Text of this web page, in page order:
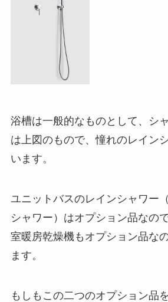
浴槽は一般的なものとして、シ
は上図のもので、憧れのレイン
います。
ユニットバスのレインシャワー
シャワー）はオプション品なの
室暖房乾燥機もオプション品な
ます。
もしもこの二つのオプション品